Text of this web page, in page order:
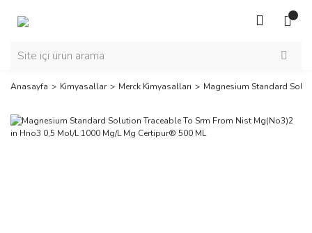
Anasayfa Kimyasallar Merck Kimyasalları Magnesium Standard